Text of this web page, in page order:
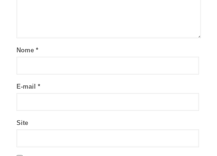
Nome *
E-mail *
Site